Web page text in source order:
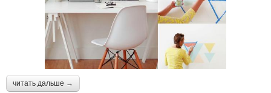
читать дальше →